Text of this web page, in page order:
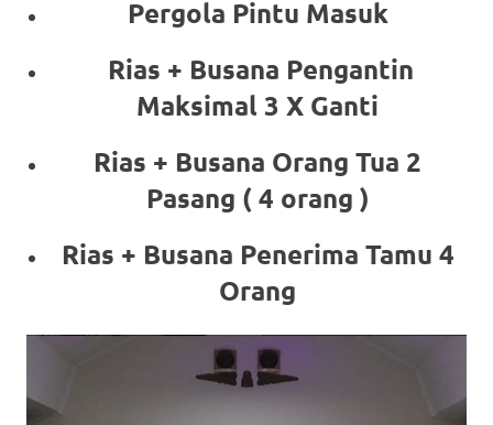
Pergola Pintu Masuk
Rias + Busana Pengantin
Maksimal 3 X Ganti
Rias + Busana Orang Tua 2
Pasang ( 4 orang )
Rias + Busana Penerima Tamu 4
Orang